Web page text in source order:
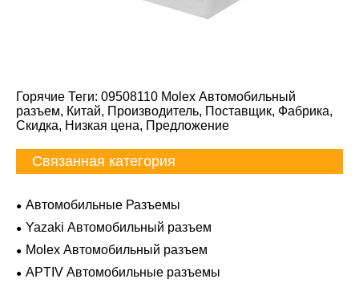
Горячие Теги: 09508110 Molex Автомобильный
разъем, Китай, Производитель, Поставщик, Фабрика,
Скидка, Низкая цена, Предложение
Связанная категория
Автомобильные Разъемы
Yazaki Автомобильный разъем
Molex Автомобильный разъем
APTIV Автомобильные разъемы